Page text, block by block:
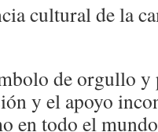
cultural de la
de orgullo y
y el apoyo
en todo el